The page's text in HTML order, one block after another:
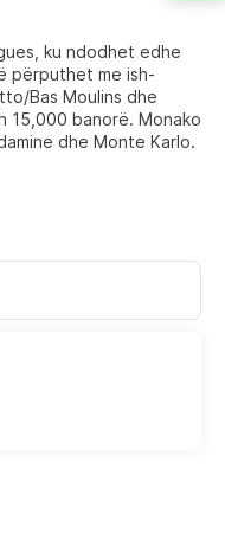
ku ndodhet edhe
përputhet me ish-
Bas Moulins dhe
15,000 banorë. Monako
dhe Monte Karlo.